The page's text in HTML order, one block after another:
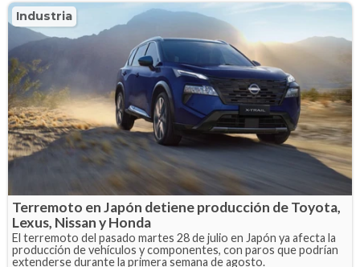
Industria
Terremoto en Japón detiene producción de Toyota,
Lexus, Nissan y Honda
El terremoto del pasado martes 28 de julio en Japón ya afecta la
producción de vehículos y componentes, con paros que podrían
extenderse durante la primera semana de agosto.